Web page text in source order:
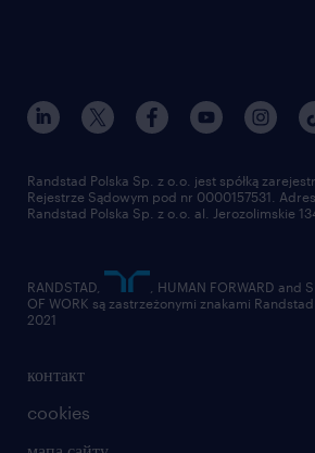
контакт
cookies
Randstad Polska Sp. z o.o. jest spółką
Rejestrze Sądowym pod nr 0000157531.
Randstad Polska Sp. z o.o. al. Jerozolimskie
RANDSTAD,
, HUMAN FORWARD and
OF WORK są zastrzeżonymi znakami
2021